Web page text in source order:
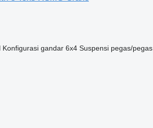
Konfigurasi gandar 6x4 Suspensi pegas/pegas